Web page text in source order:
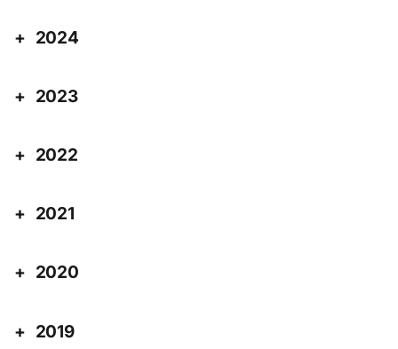
2024
2023
2022
2021
2020
2019